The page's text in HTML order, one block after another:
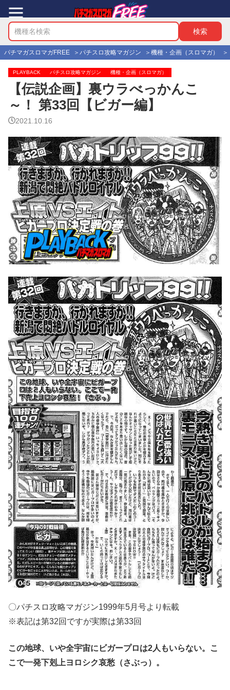
パチマガスロマガFREE パチスロ攻略マガジン 機種・企画（スロマガ）
PLAYBACK パチスロ攻略マガジン 機種・企画（スロマガ）
【伝説企画】裏ウラべっかんこ
～！ 第33回【ビガー編】
2021.10.16
〇パチスロ攻略マガジン1999年5月号より転載
※表記は第32回ですが実際は第33回
この地球、いや全宇宙にビガープロは2人もいらない。こ
こで一発下剋上ヨロシク哀愁（さぶっ）。